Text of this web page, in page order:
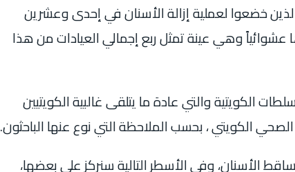
خضعوا لعملية إزالة الأسنان في إحدى وعشرين
عشوائياً وهي عينة تمثل ربع إجمالي العيادات من هذا
الكويتية والتي عادة ما يتلقى غالبية الكويتيين
الكويتي ، بحسب الملاحظة التي نوع عنها الباحثون.
الأسنان، وفي الأسطر التالية سنركز على بعضها،